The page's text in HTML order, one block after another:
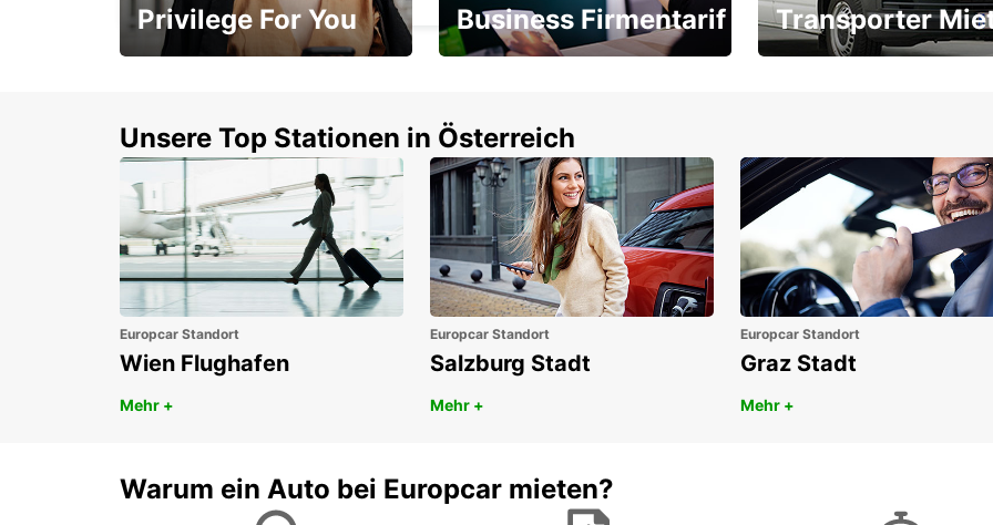
Privilege For You Business Firmentarif Transporter
Unsere Top Stationen in Österreich
Europcar Standort
Wien Flughafen
Mehr +
Europcar Standort
Salzburg Stadt
Mehr +
Europcar Standort
Graz Stadt
Mehr +
Warum ein Auto bei Europcar mieten?